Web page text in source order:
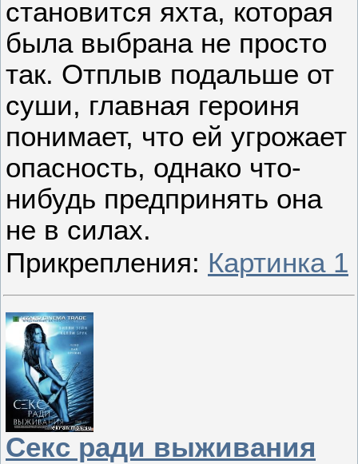
становится яхта, которая
была выбрана не просто
так. Отплыв подальше от
суши, главная героиня
понимает, что ей угрожает
опасность, однако что-
нибудь предпринять она
не в силах.
Прикрепления: Картинка 1
Секс ради выживания